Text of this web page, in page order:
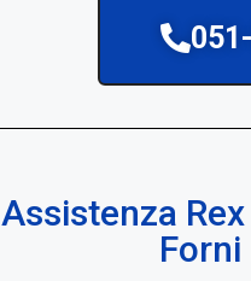
Assistenza